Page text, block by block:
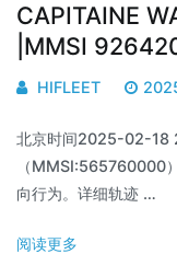
CAPITAINE
|MMSI
HIFLEET
北京时间2025-02-18
（MMSI:565760000
向行为。详细轨迹 …
阅读更多